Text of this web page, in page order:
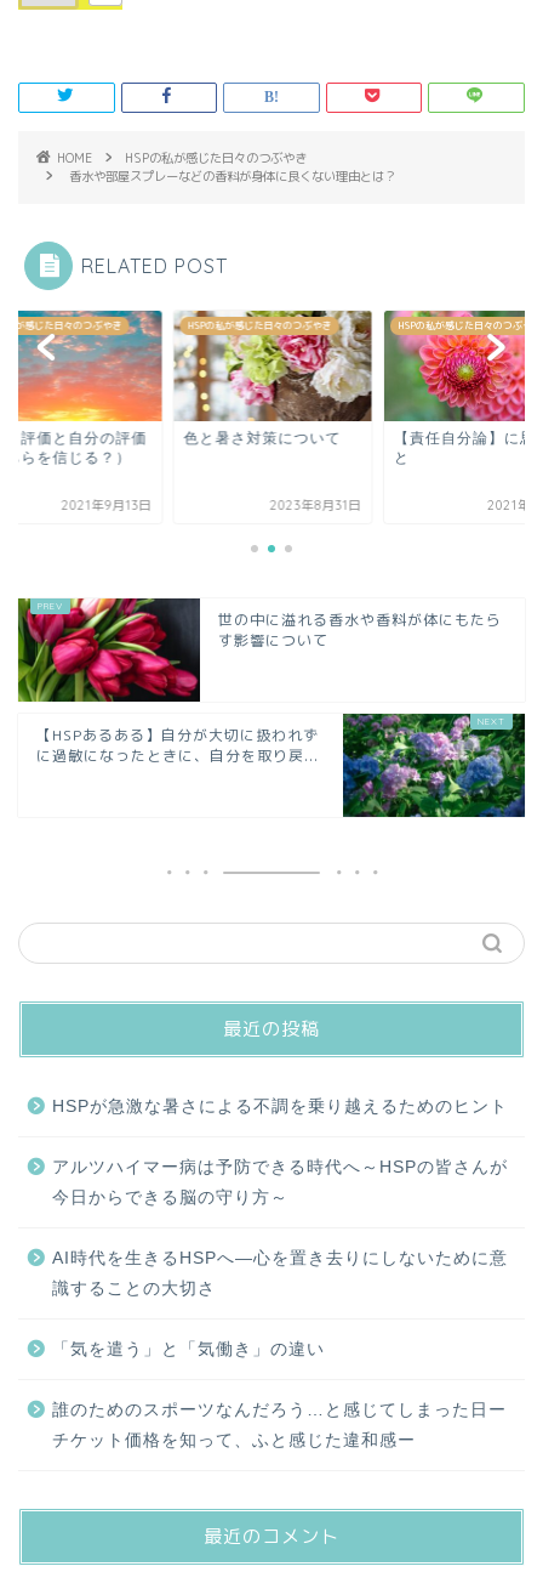
HOME
HSPの私が感じた日々のつぶやき
香水や部屋スプレーなどの香料が身体に良くない理由とは？
RELATED POST
私が感じた日々のつぶやき
ミ評価と自分の評価
ちらを信じる？）
2021年9月13日
HSPの私が感じた日々のつぶやき
色と暑さ対策について
2023年8月31日
HSPの私が感じた日々のつぶやき
【責任自分論】に思
と
2021年7
世の中に溢れる香水や香料が体にもたら
す影響について
【HSPあるある】自分が大切に扱われず
に過敏になったときに、自分を取り戻...
最近の投稿
HSPが急激な暑さによる不調を乗り越えるためのヒント
アルツハイマー病は予防できる時代へ～HSPの皆さんが
今日からできる脳の守り方～
AI時代を生きるHSPへ―心を置き去りにしないために意
識することの大切さ
「気を遣う」と「気働き」の違い
誰のためのスポーツなんだろう…と感じてしまった日ー
チケット価格を知って、ふと感じた違和感ー
最近のコメント